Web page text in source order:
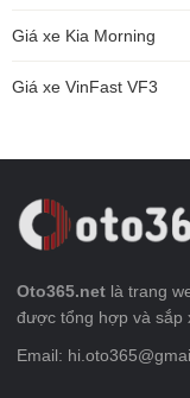
Giá xe Kia Morning
Giá xe VinFast VF3
Oto365.net là trang
được tổng hợp và sắp
Email: